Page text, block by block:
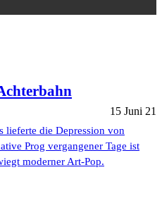
15 Juni 21
lieferte die Depression von
Prog vergangener Tage ist
moderner Art-Pop.